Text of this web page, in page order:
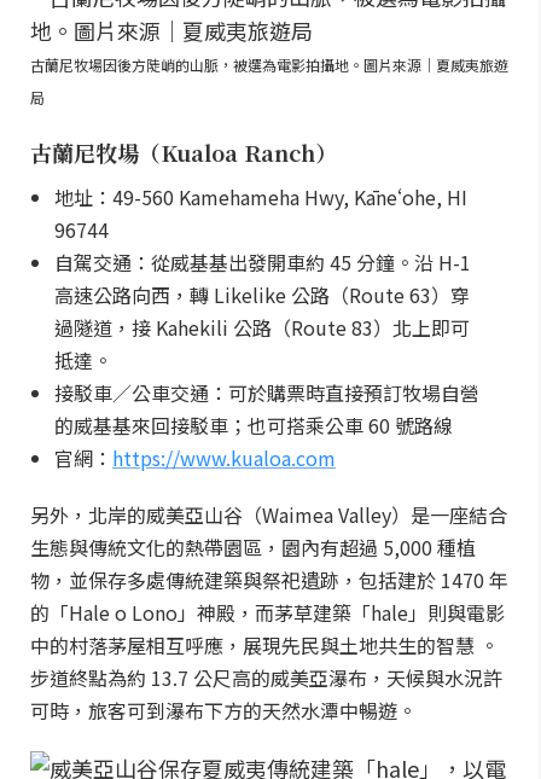
古蘭尼牧場因後方陡峭的山脈，被選為電影拍攝地。圖片來源｜夏威夷旅遊
局
古蘭尼牧場（Kualoa Ranch）
地址：49-560 Kamehameha Hwy, Kāneʻohe, HI
96744
自駕交通：從威基基出發開車約 45 分鐘。沿 H-1
高速公路向西，轉 Likelike 公路（Route 63）穿
過隧道，接 Kahekili 公路（Route 83）北上即可
抵達。
接駁車／公車交通：可於購票時直接預訂牧場自營
的威基基來回接駁車；也可搭乘公車 60 號路線
官網： https://www.kualoa.com
另外，北岸的威美亞山谷（Waimea Valley）是一座結合
生態與傳統文化的熱帶園區，園內有超過 5,000 種植
物，並保存多處傳統建築與祭祀遺跡，包括建於 1470 年
的「Hale o Lono」神殿，而茅草建築「hale」則與電影
中的村落茅屋相互呼應，展現先民與土地共生的智慧 。
步道終點為約 13.7 公尺高的威美亞瀑布，天候與水況許
可時，旅客可到瀑布下方的天然水潭中暢遊。